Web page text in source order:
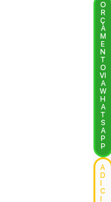
O
R
Ç
A
M
E
N
T
O
VI
A
W
H
A
T
S
A
P
P
A
D
C